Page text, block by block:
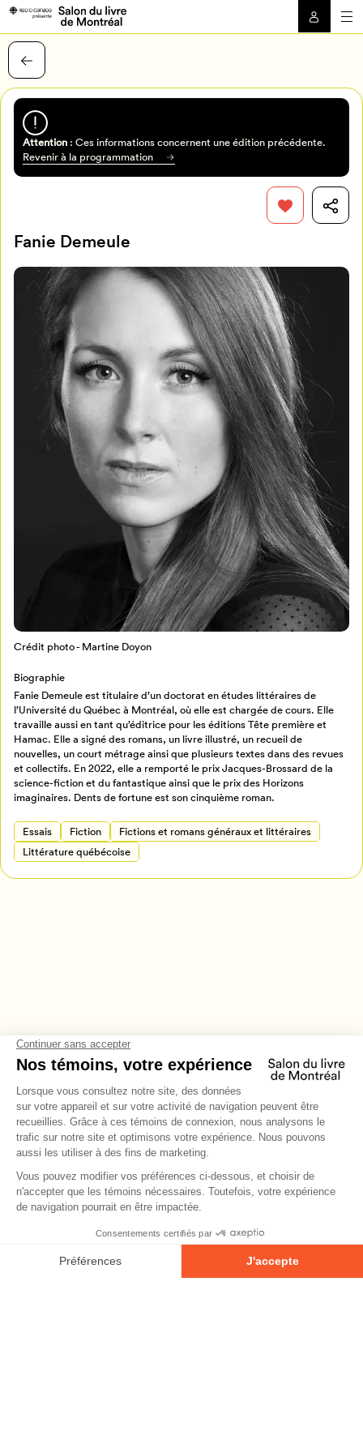
Billetterie
Retour à l’accueil
Attention: Ces informations concernent une édition précédente.
Revenir à la programmation
Fanie Demeule
Crédit photo - Martine Doyon
Biographie
Fanie Demeule est titulaire d’un doctorat en études littéraires de
l’Université du Québec à Montréal, où elle est chargée de cours. Elle
travaille aussi en tant qu’éditrice pour les éditions Tête première et
Hamac. Elle a signé des romans, un livre illustré, un recueil de
nouvelles, un court métrage ainsi que plusieurs textes dans des revues
et collectifs. En 2022, elle a remporté le prix Jacques-Brossard de la
science-fiction et du fantastique ainsi que le prix des Horizons
imaginaires. Dents de fortune est son cinquième roman.
Essais Fiction
Fictions et romans généraux et littéraires
Littérature québécoise
Pour enregistrer vos favoris,
connectez-vous ou créez votre profil
Mon Salon
Créer un profil
Annuler